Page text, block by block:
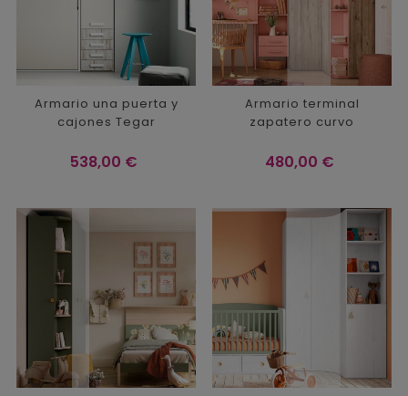
Armario una puerta y
cajones Tegar
Precio
538,00 €
Armario terminal
zapatero curvo
Precio
480,00 €